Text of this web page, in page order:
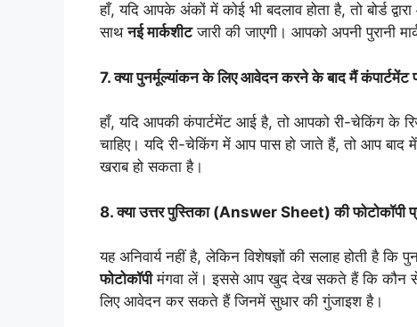
हाँ, यदि आपके अंकों में कोई भी बदलाव होता है, तो बोर्ड
साथनई मार्कशीटजारी की जाएगी। आपको अपनी पुरानी
7. क्या पुनर्मूल्यांकन के लिए आवेदन करने के बाद मैं कंपार्टमेंट
हाँ, यदि आपकी कंपार्टमेंट आई है, तो आपको री-चेकिंग के
चाहिए। यदि री-चेकिंग में आप पास हो जाते हैं, तो आप बाद
खराब हो सकता है।
8. क्या उत्तर पुस्तिका (Answer Sheet) की फोटोकॉपी
यह अनिवार्य नहीं है, लेकिन विशेषज्ञों की सलाह होती है
फोटोकॉपीमंगवा लें। इससे आप खुद देख सकते हैं कि कौन से
लिए आवेदन कर सकते हैं जिनमें सुधार की गुंजाइश है।